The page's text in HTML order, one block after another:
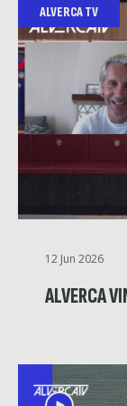
ALVERCA TV
12 Jun 2026
ALVERCA